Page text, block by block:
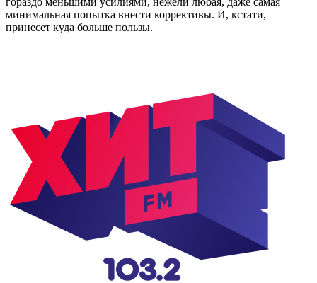
минимальная попытка внести коррективы. И, кстати,
принесет куда больше пользы.